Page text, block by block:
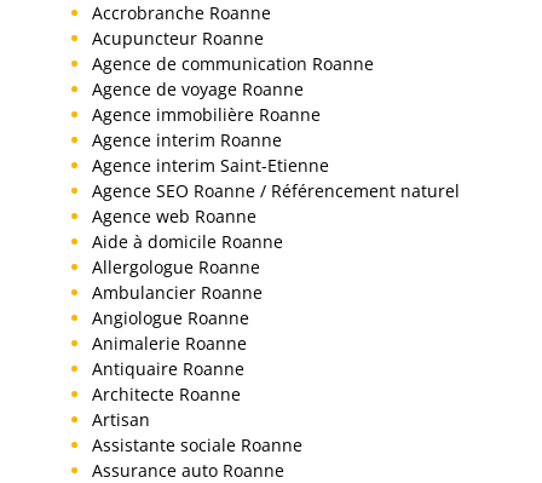
Accrobranche Roanne
Acupuncteur Roanne
Agence de communication Roanne
Agence de voyage Roanne
Agence immobilière Roanne
Agence interim Roanne
Agence interim Saint-Etienne
Agence SEO Roanne / Référencement naturel
Agence web Roanne
Aide à domicile Roanne
Allergologue Roanne
Ambulancier Roanne
Angiologue Roanne
Animalerie Roanne
Antiquaire Roanne
Architecte Roanne
Artisan
Assistante sociale Roanne
Assurance auto Roanne